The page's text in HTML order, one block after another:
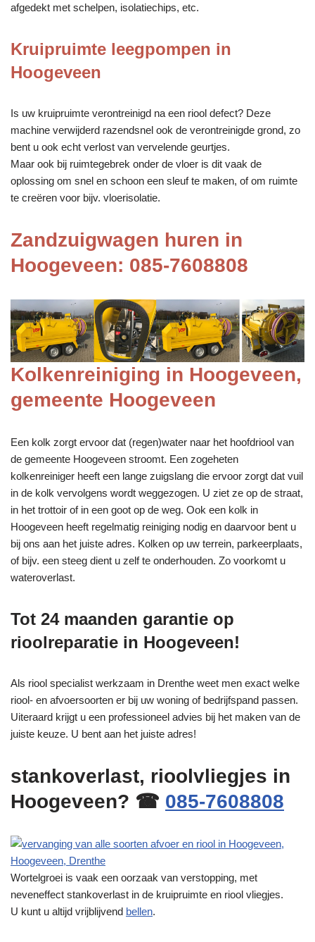
afgedekt met schelpen, isolatiechips, etc.
Kruipruimte leegpompen in
Hoogeveen
Is uw kruipruimte verontreinigd na een riool defect? Deze
machine verwijderd razendsnel ook de verontreinigde grond, zo
bent u ook echt verlost van vervelende geurtjes.
Maar ook bij ruimtegebrek onder de vloer is dit vaak de
oplossing om snel en schoon een sleuf te maken, of om ruimte
te creëren voor bijv. vloerisolatie.
Zandzuigwagen huren in
Hoogeveen: 085-7608808
Kolkenreiniging in Hoogeveen,
gemeente Hoogeveen
Een kolk zorgt ervoor dat (regen)water naar het hoofdriool van
de gemeente Hoogeveen stroomt. Een zogeheten
kolkenreiniger heeft een lange zuigslang die ervoor zorgt dat vuil
in de kolk vervolgens wordt weggezogen. U ziet ze op de straat,
in het trottoir of in een goot op de weg. Ook een kolk in
Hoogeveen heeft regelmatig reiniging nodig en daarvoor bent u
bij ons aan het juiste adres. Kolken op uw terrein, parkeerplaats,
of bijv. een steeg dient u zelf te onderhouden. Zo voorkomt u
wateroverlast.
Tot 24 maanden garantie op
rioolreparatie in Hoogeveen!
Als riool specialist werkzaam in Drenthe weet men exact welke
riool- en afvoersoorten er bij uw woning of bedrijfspand passen.
Uiteraard krijgt u een professioneel advies bij het maken van de
juiste keuze. U bent aan het juiste adres!
stankoverlast, rioolvliegjes in
Hoogeveen? ☎ 085-7608808
Wortelgroei is vaak een oorzaak van verstopping, met
neveneffect stankoverlast in de kruipruimte en riool vliegjes.
U kunt u altijd vrijblijvend bellen.